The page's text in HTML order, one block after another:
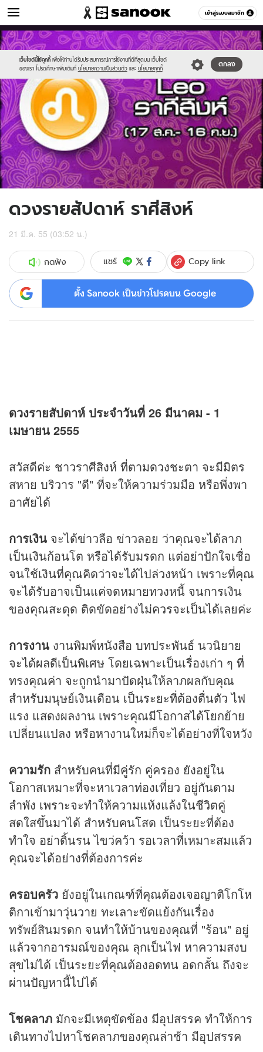
เข้าสู่ระบบสมาชิก
ดูดวง หมวดอื่นๆ
เว็บไซต์นี้ใช้คุกกี้ เพื่อให้ท่านได้รับประสบการณ์การใช้งานที่ดีที่สุดบน เว็บไซต์
ของเรา โปรดศึกษาเพิ่มเติมที่ นโยบายความเป็นส่วนตัว และ นโยบายคุกกี้
ตกลง
Sanook
//s.isanook.com/sr/0/images/logo-
new-
sanook.png
600
60
//s.isanook.com/ho/0/ud/5/26825/8leo.jpg
ดวงรายสัปดาห์ ราศีสิงห์
21 มี.ค. 55 (03:52 น.)
กดฟัง แชร์ Copy link
ตั้ง Sanook เป็นข่าวโปรดบน Google
ดวงรายสัปดาห์ ประจำวันที่ 26 มีนาคม - 1
เมษายน 2555
สวัสดีค่ะ ชาวราศีสิงห์ ที่ตามดวงชะตา จะมีมิตร
สหาย บริวาร "ดี" ที่จะให้ความร่วมมือ หรือพึ่งพา
อาศัยได้
การเงิน จะได้ข่าวลือ ข่าวลอย ว่าคุณจะได้ลาภ
เป็นเงินก้อนโต หรือได้รับมรดก แต่อย่าปักใจเชื่อ
จนใช้เงินที่คุณคิดว่าจะได้ไปล่วงหน้า เพราะที่คุณ
จะได้รับอาจเป็นแค่จดหมายทวงหนี้ จนการเงิน
ของคุณสะดุด ติดขัดอย่างไม่ควรจะเป็นได้เลยค่ะ
การงาน งานพิมพ์หนังสือ บทประพันธ์ นวนิยาย
จะได้ผลดีเป็นพิเศษ โดยเฉพาะเป็นเรื่องเก่า ๆ ที่
ทรงคุณค่า จะถูกนำมาปัดฝุ่นให้ลาภผลกับคุณ
สำหรับมนุษย์เงินเดือน เป็นระยะที่ต้องตื่นตัว ไฟ
แรง แสดงผลงาน เพราะคุณมีโอกาสได้โยกย้าย
เปลี่ยนแปลง หรือหางานใหม่ก็จะได้อย่างที่ใจหวัง
ความรัก สำหรับคนที่มีคู่รัก คู่ครอง ยังอยู่ใน
โอกาสเหมาะที่จะหาเวลาท่องเที่ยว อยู่กันตาม
ลำพัง เพราะจะทำให้ความแห้งแล้งในชีวิตคู่
สดใสขึ้นมาได้ สำหรับคนโสด เป็นระยะที่ต้อง
ทำใจ อย่าดิ้นรน ไขว่คว้า รอเวลาที่เหมาะสมแล้ว
คุณจะได้อย่างที่ต้องการค่ะ
ครอบครัว ยังอยู่ในเกณฑ์ที่คุณต้องเจอญาติโกโห
ติกาเข้ามาวุ่นวาย ทะเลาะขัดแย้งกันเรื่อง
ทรัพย์สินมรดก จนทำให้บ้านของคุณที่ "ร้อน" อยู่
แล้วจากอารมณ์ของคุณ ลุกเป็นไฟ หาความสงบ
สุขไม่ได้ เป็นระยะที่คุณต้องอดทน อดกลั้น ถึงจะ
ผ่านปัญหานี้ไปได้
โชคลาภ มักจะมีเหตุขัดข้อง มีอุปสรรค ทำให้การ
เดินทางไปหาโชคลาภของคุณล่าช้า มีอุปสรรค